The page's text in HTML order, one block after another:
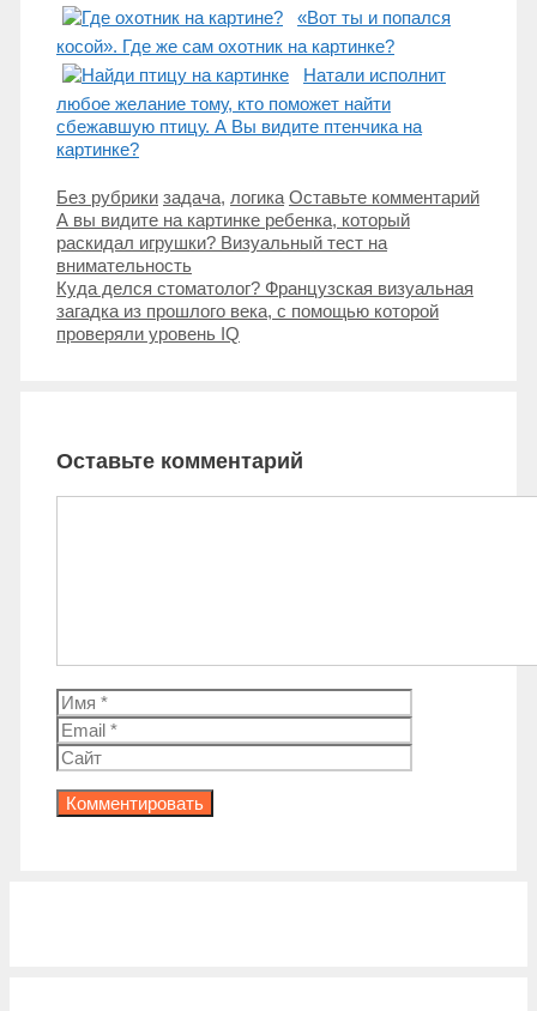
«Вот ты и попался
косой». Где же сам охотник на картинке?
Натали исполнит
любое желание тому, кто поможет найти
сбежавшую птицу. А Вы видите птенчика на
картинке?
Рубрики
Без рубрики Метки
задача, логика Оставьте комментарий
Навигация
записи
А вы видите на картинке ребенка, который
раскидал игрушки? Визуальный тест на
внимательность
Куда делся стоматолог? Французская визуальная
загадка из прошлого века, с помощью которой
проверяли уровень IQ
Оставьте комментарий
Имя